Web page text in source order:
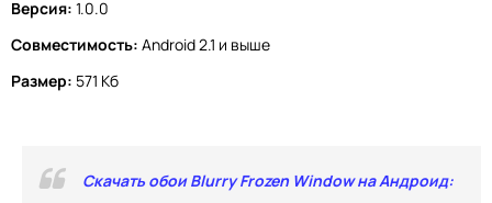
Версия: 1.0.0
Совместимость: Android 2.1 и выше
Размер: 571 Кб
Скачать обои Blurry Frozen Window на Андроид: